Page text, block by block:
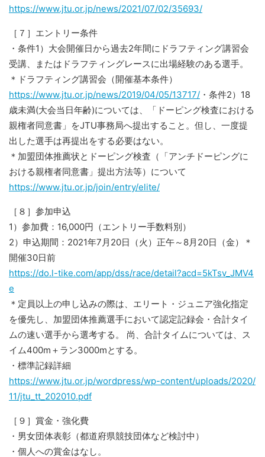
https://www.jtu.or.jp/news/2021/07/02/35693/
［７］エントリー条件
・条件1）大会開催日から過去2年間にドラフティング講習会
受講、またはドラフティングレースに出場経験のある選手。
＊ドラフティング講習会（開催基本条件）
https://www.jtu.or.jp/news/2019/04/05/13717/ ・条件2）18
歳未満(大会当日年齢)については、「ドーピング検査における
親権者同意書」をJTU事務局へ提出すること。但し、一度提
出した選手は再提出をする必要はない。
＊加盟団体推薦状とドーピング検査（「アンチドーピングに
おける親権者同意書」提出方法等）について
https://www.jtu.or.jp/join/entry/elite/
［８］参加申込
1）参加費：16,000円（エントリー手数料別）
2）申込期間：2021年7月20日（火）正午～8月20日（金）＊
開催30日前
https://do.l-tike.com/app/dss/race/detail?acd=5kTsv_JMV4
e
＊定員以上の申し込みの際は、エリート・ジュニア強化指定
を優先し、加盟団体推薦選手において認定記録会・合計タイ
ムの速い選手から選考する。 尚、合計タイムについては、ス
イム400m＋ラン3000mとする。
・標準記録詳細
https://www.jtu.or.jp/wordpress/wp-content/uploads/2020/
11/jtu_tt_202010.pdf
［９］賞金・強化費
・男女団体表彰（都道府県競技団体など検討中）
・個人への賞金はなし。